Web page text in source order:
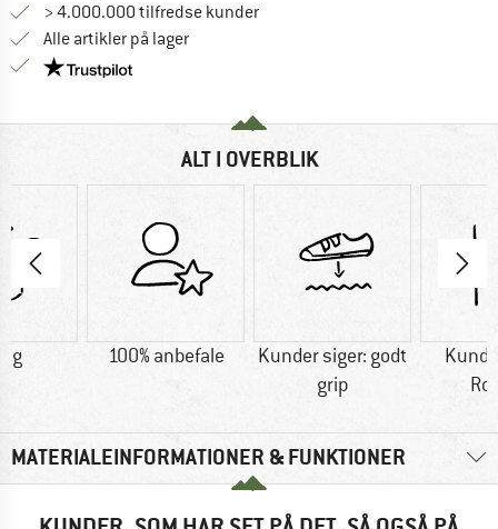
> 4.000.000 tilfredse kunder
Alle artikler på lager
Vi er Trustpilot-certificeret - oplysningerne får du
ALT I OVERBLIK
g 100% anbefale
Kunder siger: godt
grip
MATERIALEINFORMATIONER & FUNKTIONER